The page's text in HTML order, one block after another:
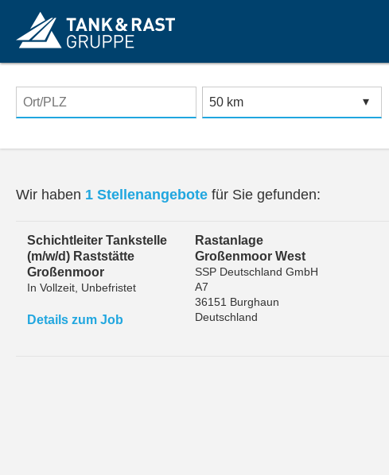
Wir haben 1 Stellenangebote für Sie gefunden:
Schichtleiter Tankstelle
(m/w/d) Raststätte
Großenmoor
In Vollzeit, Unbefristet
Details zum Job
Rastanlage
Großenmoor West
SSP Deutschland GmbH
A7
36151 Burghaun
Deutschland